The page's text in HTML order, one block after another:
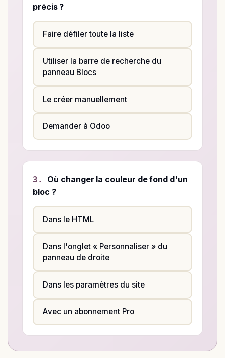
précis ?
Faire défiler toute la liste
Utiliser la barre de recherche du
panneau Blocs
Le créer manuellement
Demander à Odoo
3.
Où changer la couleur de fond d'un
bloc ?
Dans le HTML
Dans l'onglet « Personnaliser » du
panneau de droite
Dans les paramètres du site
Avec un abonnement Pro